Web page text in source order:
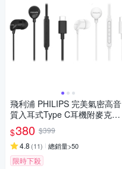
飛利浦 PHILIPS 完美氣密高音
質入耳式Type C耳機附麥克風-
TAE2146
$380 $399
4.8 (11) 總銷量>50
限時下殺